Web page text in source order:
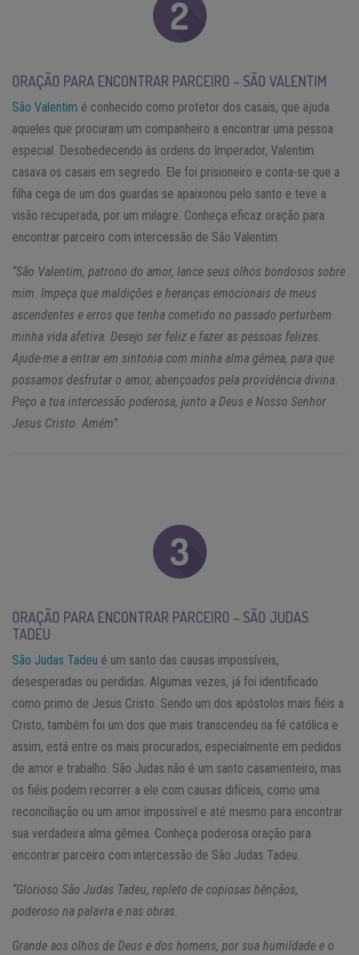
ORAÇÃO PARA ENCONTRAR PARCEIRO – SÃO VALENTIM
São Valentim é conhecido como protetor dos casais, que ajuda
aqueles que procuram um companheiro a encontrar uma pessoa
especial. Desobedecendo às ordens do Imperador, Valentim
casava os casais em segredo. Ele foi prisioneiro e conta-se que a
filha cega de um dos guardas se apaixonou pelo santo e teve a
visão recuperada, por um milagre. Conheça eficaz oração para
encontrar parceiro com intercessão de São Valentim.
“São Valentim, patrono do amor, lance seus olhos bondosos sobre
mim. Impeça que maldições e heranças emocionais de meus
ascendentes e erros que tenha cometido no passado perturbem
minha vida afetiva. Desejo ser feliz e fazer as pessoas felizes.
Ajude-me a entrar em sintonia com minha alma gêmea, para que
possamos desfrutar o amor, abençoados pela providência divina.
Peço a tua intercessão poderosa, junto a Deus e Nosso Senhor
Jesus Cristo. Amém”.
ORAÇÃO PARA ENCONTRAR PARCEIRO – SÃO JUDAS
TADEU
São Judas Tadeu é um santo das causas impossíveis,
desesperadas ou perdidas. Algumas vezes, já foi identificado
como primo de Jesus Cristo. Sendo um dos apóstolos mais fiéis a
Cristo, também foi um dos que mais transcendeu na fé católica e
assim, está entre os mais procurados, especialmente em pedidos
de amor e trabalho. São Judas não é um santo casamenteiro, mas
os fiéis podem recorrer a ele com causas difíceis, como uma
reconciliação ou um amor impossível e até mesmo para encontrar
sua verdadeira alma gêmea. Conheça poderosa oração para
encontrar parceiro com intercessão de São Judas Tadeu.
“Glorioso São Judas Tadeu, repleto de copiosas bênçãos,
poderoso na palavra e nas obras.
Grande aos olhos de Deus e dos homens, por sua humildade e o